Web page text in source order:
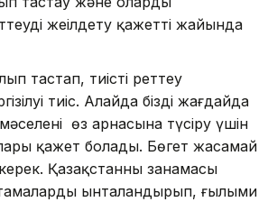
жеңілдету қажетті жайында
тастап, тиісті реттеу
тиіс. Алайда біздің жағдайда
өз арнасына түсіру үшін
қажет болады. Бөгет жасамай
Қазақстанның заңнамасы
ынталандырып, ғылыми